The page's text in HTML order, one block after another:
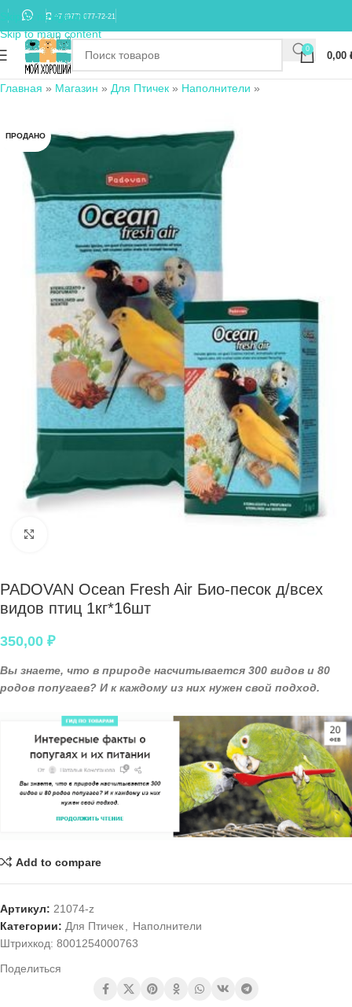
Skip to navigation
Skip to main content
+7 (977) 677-72-21
0
0,00
Главная » Магазин » Для Птичек » Наполнители »
ПРОДАНО
PADOVAN Ocean Fresh Air Био-песок д/всех
видов птиц 1кг*16шт
350,00 ₽
Вы знаете, что в природе насчитывается 300 видов и 80
родов попугаев? И к каждому из них нужен свой подход.
Add to compare
Артикул: 21074-z
Категории: Для Птичек, Наполнители
Штрихкод: 8001254000763
Поделиться